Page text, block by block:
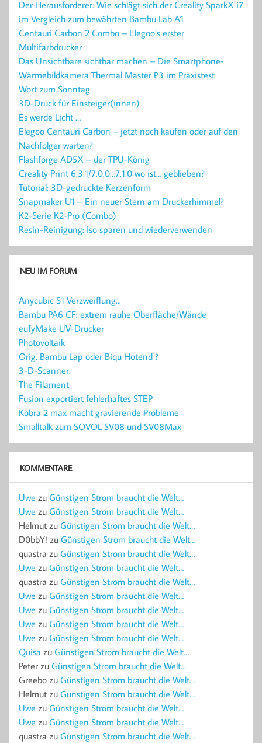
Der Herausforderer: Wie schlägt sich der Creality SparkX i7
im Vergleich zum bewährten Bambu Lab A1
Centauri Carbon 2 Combo – Elegoo’s erster
Multifarbdrucker
Das Unsichtbare sichtbar machen – Die Smartphone-
Wärmebildkamera Thermal Master P3 im Praxistest
Wort zum Sonntag
3D-Druck für Einsteiger(innen)
Es werde Licht …
Elegoo Centauri Carbon – jetzt noch kaufen oder auf den
Nachfolger warten?
Flashforge AD5X – der TPU-König
Creality Print 6.3.1/7.0.0…7.1.0 wo ist… geblieben?
Tutorial: 3D-gedruckte Kerzenform
Snapmaker U1 – Ein neuer Stern am Druckerhimmel?
K2-Serie K2-Pro (Combo)
Resin-Reinigung: Iso sparen und wiederverwenden
NEU IM FORUM
Anycubic S1 Verzweiflung...
Bambu PA6 CF: extrem rauhe Oberfläche/Wände
eufyMake UV-Drucker
Photovoltaik
Orig. Bambu Lap oder Biqu Hotend ?
3-D-Scanner.
The Filament
Fusion exportiert fehlerhaftes STEP
Kobra 2 max macht gravierende Probleme
Smalltalk zum SOVOL SV08 und SV08Max
KOMMENTARE
Uwe zu Günstigen Strom braucht die Welt…
Uwe zu Günstigen Strom braucht die Welt…
Helmut zu Günstigen Strom braucht die Welt…
D0bbY! zu Günstigen Strom braucht die Welt…
quastra zu Günstigen Strom braucht die Welt…
Uwe zu Günstigen Strom braucht die Welt…
quastra zu Günstigen Strom braucht die Welt…
Uwe zu Günstigen Strom braucht die Welt…
Uwe zu Günstigen Strom braucht die Welt…
Uwe zu Günstigen Strom braucht die Welt…
Uwe zu Günstigen Strom braucht die Welt…
Quisa zu Günstigen Strom braucht die Welt…
Peter zu Günstigen Strom braucht die Welt…
Greebo zu Günstigen Strom braucht die Welt…
Helmut zu Günstigen Strom braucht die Welt…
Uwe zu Günstigen Strom braucht die Welt…
Uwe zu Günstigen Strom braucht die Welt…
quastra zu Günstigen Strom braucht die Welt…